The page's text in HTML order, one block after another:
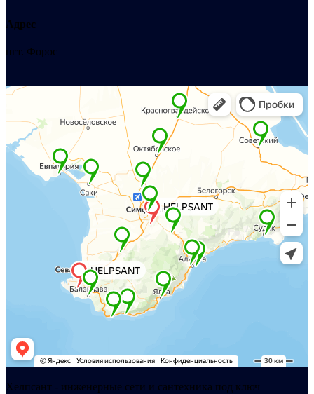
Адрес
пгт. Форос
Хелпсант - инженерные сети и сантехника под ключ